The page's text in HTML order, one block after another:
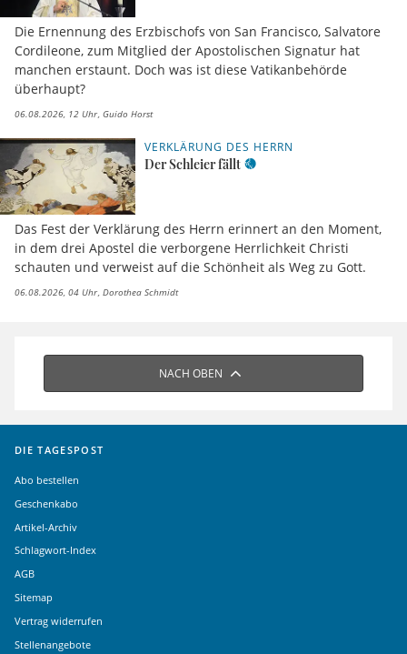
Die Ernennung des Erzbischofs von San Francisco, Salvatore
Cordileone, zum Mitglied der Apostolischen Signatur hat
manchen erstaunt. Doch was ist diese Vatikanbehörde
überhaupt?
06.08.2026, 12 Uhr Guido Horst
VERKLÄRUNG DES HERRN
Der Schleier fällt
Das Fest der Verklärung des Herrn erinnert an den Moment,
in dem drei Apostel die verborgene Herrlichkeit Christi
schauten und verweist auf die Schönheit als Weg zu Gott.
06.08.2026, 04 Uhr Dorothea Schmidt
NACH OBEN
DIE TAGESPOST
Abo bestellen
Geschenkabo
Artikel-Archiv
Schlagwort-Index
AGB
Sitemap
Vertrag widerrufen
Stellenangebote